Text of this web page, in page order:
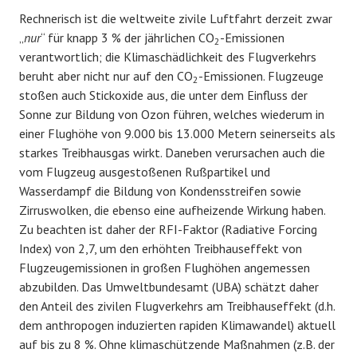
Rechnerisch ist die weltweite zivile Luftfahrt derzeit zwar
nur“ für knapp 3 % der jährlichen CO2 -Emissionen
verantwortlich; die Klimaschädlichkeit des Flugverkehrs
beruht aber nicht nur auf den CO2 -Emissionen. Flugzeuge
stoßen auch Stickoxide aus, die unter dem Einfluss der
Sonne zur Bildung von Ozon führen, welches wiederum in
einer Flughöhe von 9.000 bis 13.000 Metern seinerseits als
starkes Treibhausgas wirkt. Daneben verursachen auch die
vom Flugzeug ausgestoßenen Rußpartikel und
Wasserdampf die Bildung von Kondensstreifen sowie
Zirruswolken, die ebenso eine aufheizende Wirkung haben.
Zu beachten ist daher der RFI-Faktor (Radiative Forcing
Index) von 2,7, um den erhöhten Treibhauseffekt von
Flugzeugemissionen in großen Flughöhen angemessen
abzubilden. Das Umweltbundesamt (UBA) schätzt daher
den Anteil des zivilen Flugverkehrs am Treibhauseffekt (d.h.
dem anthropogen induzierten rapiden Klimawandel) aktuell
auf bis zu 8 %. Ohne klimaschützende Maßnahmen (z.B. der